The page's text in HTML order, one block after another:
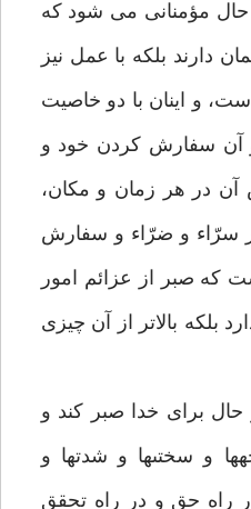
حال مؤمنانى مى شود كه
دارند بلكه با عمل نيز
و اينان با دو خاصيت
و آن سفارش كردن خود و
در هر زمان و مكان،
و ضرّاء و سفارش
كه صبر از عزائم امور
بلكه بالاتر از آن چيزى
حال براى خدا صبر كند و
و سختى‏ها و شدت‏ها و
در راه حق و در راه تحقق